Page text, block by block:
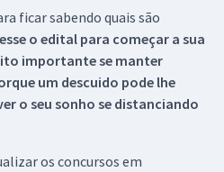
ficar sabendo quais são
o edital para começar a sua
importante se manter
um descuido pode lhe
o seu sonho se distanciando
os concursos em